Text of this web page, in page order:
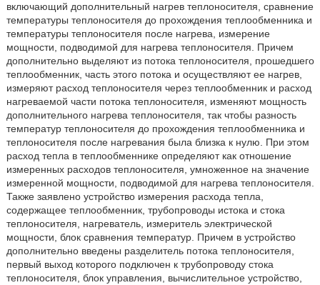
включающий дополнительный нагрев теплоносителя, сравнение
температуры теплоносителя до прохождения теплообменника и
температуры теплоносителя после нагрева, измерение
мощности, подводимой для нагрева теплоносителя. Причем
дополнительно выделяют из потока теплоносителя, прошедшего
теплообменник, часть этого потока и осуществляют ее нагрев,
измеряют расход теплоносителя через теплообменник и расход
нагреваемой части потока теплоносителя, изменяют мощность
дополнительного нагрева теплоносителя, так чтобы разность
температур теплоносителя до прохождения теплообменника и
теплоносителя после нагревания была близка к нулю. При этом
расход тепла в теплообменнике определяют как отношение
измеренных расходов теплоносителя, умноженное на значение
измеренной мощности, подводимой для нагрева теплоносителя.
Также заявлено устройство измерения расхода тепла,
содержащее теплообменник, трубопроводы истока и стока
теплоносителя, нагреватель, измеритель электрической
мощности, блок сравнения температур. Причем в устройство
дополнительно введены разделитель потока теплоносителя,
первый выход которого подключен к трубопроводу стока
теплоносителя, блок управления, вычислительное устройство,